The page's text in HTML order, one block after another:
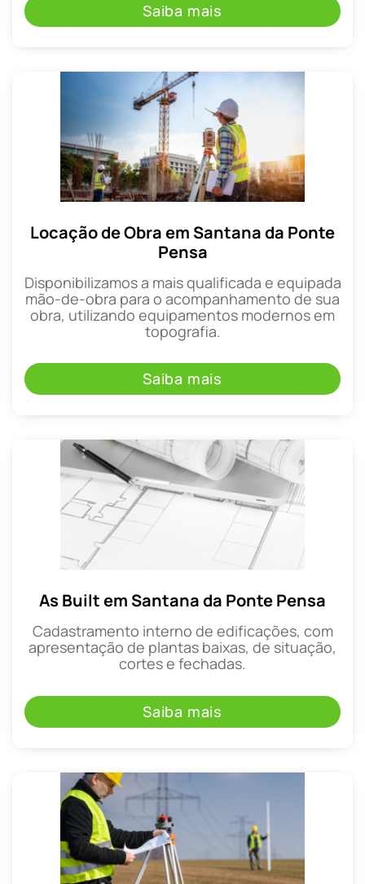
Saiba mais
Locação de Obra em Santana da Ponte
Pensa
Disponibilizamos a mais qualificada e equipada
mão-de-obra para o acompanhamento de sua
obra, utilizando equipamentos modernos em
topografia.
Saiba mais
As Built em Santana da Ponte Pensa
Cadastramento interno de edificações, com
apresentação de plantas baixas, de situação,
cortes e fechadas.
Saiba mais